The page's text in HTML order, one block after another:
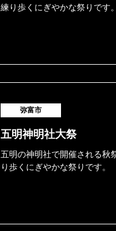
練り歩くにぎやかな祭りです。
弥富市
五明神明社大祭
五明の神明社で開催される秋
り歩くにぎやかな祭りです。